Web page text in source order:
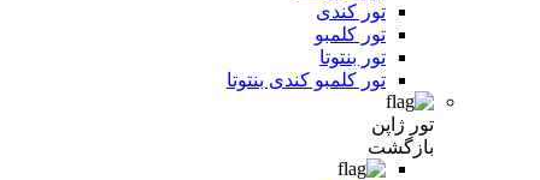
تور کندی
تور کلمبو
تور بنتوتا
تور کلمبو کندی بنتوتا
تور ژاپن
بازگشت